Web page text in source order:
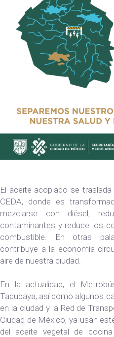
El aceite acopiado se
CEDA, donde es
mezclarse con diésel,
contaminantes y reduce los
combustible. En otras
contribuye a la economía
aire de nuestra ciudad.
En la actualidad, el
Tacubaya, así como algunos
en la ciudad y la Red de
Ciudad de México, ya usan
del aceite vegetal de